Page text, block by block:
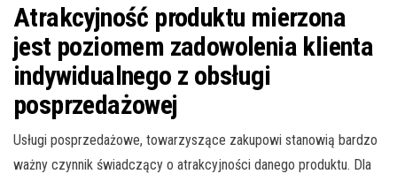
Atrakcyjność produktu mierzona
jest poziomem zadowolenia klienta
indywidualnego z obsługi
posprzedażowej
Usługi posprzedażowe, towarzyszące zakupowi stanowią bardzo
ważny czynnik świadczący o atrakcyjności danego produktu. Dla